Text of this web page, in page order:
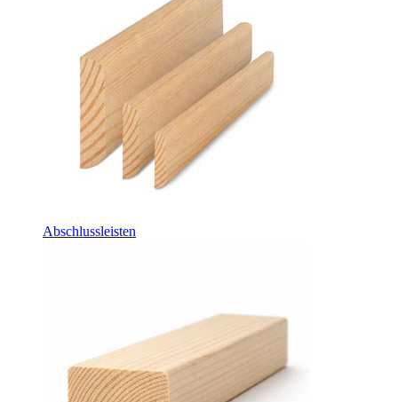
Abschlussleisten